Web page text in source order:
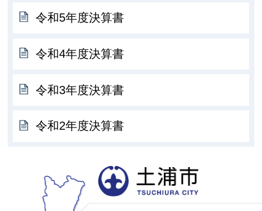
令和5年度決算書
令和4年度決算書
令和3年度決算書
令和2年度決算書